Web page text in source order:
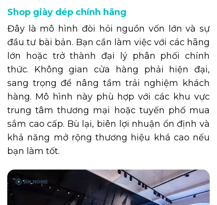
Shop giày dép chính hãng
Đây là mô hình đòi hỏi nguồn vốn lớn và sự
đầu tư bài bản. Bạn cần làm việc với các hãng
lớn hoặc trở thành đại lý phân phối chính
thức. Không gian cửa hàng phải hiện đại,
sang trọng để nâng tầm trải nghiệm khách
hàng. Mô hình này phù hợp với các khu vực
trung tâm thương mại hoặc tuyến phố mua
sắm cao cấp. Bù lại, biên lợi nhuận ổn định và
khả năng mở rộng thương hiệu khá cao nếu
bạn làm tốt.